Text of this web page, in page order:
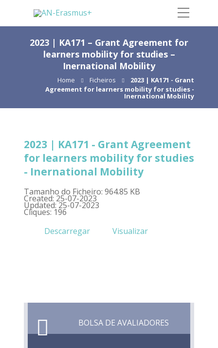
2023 | KA171 – Grant Agreement for
learners mobility for studies –
Inernational Mobility
Home Ficheiros
2023 | KA171 - Grant
Agreement for learners mobility for studies -
Inernational Mobility
2023 | KA171 - Grant Agreement
for learners mobility for studies
- Inernational Mobility
Tamanho do Ficheiro: 964.85 KB
Created: 25-07-2023
Updated: 25-07-2023
Cliques: 196
Descarregar
Visualizar
BOLSA DE AVALIADORES